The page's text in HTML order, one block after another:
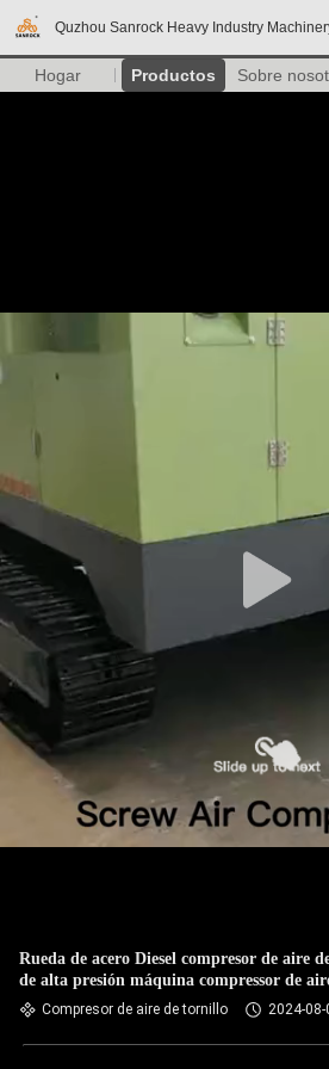
Quzhou Sanrock Heavy Industry
Hogar Productos Sobre
Rueda de acero Diesel compresor de aire
de alta presión máquina compressor de
Compresor de aire de tornillo 2024-08-